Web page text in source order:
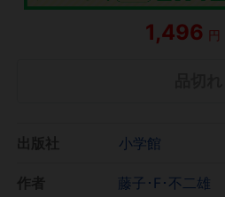
1,496 円
小学館
藤子･F･不二雄